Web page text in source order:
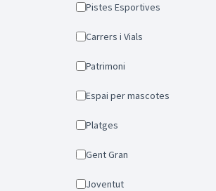
Pistes Esportives
Carrers i Vials
Patrimoni
Espai per mascotes
Platges
Gent Gran
Joventut